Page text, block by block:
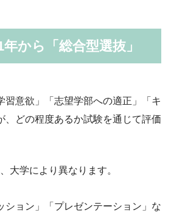
から「総合型選抜」
習意欲」「志望学部への適正」「キ
、どの程度あるか試験を通じて評価
大学により異なります。
ション」「プレゼンテーション」な